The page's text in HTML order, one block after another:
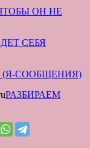
ОН НЕ
СЕБЯ
(Я-СООБЩЕНИЯ)
Рубрики
РАЗБИРАЕМ